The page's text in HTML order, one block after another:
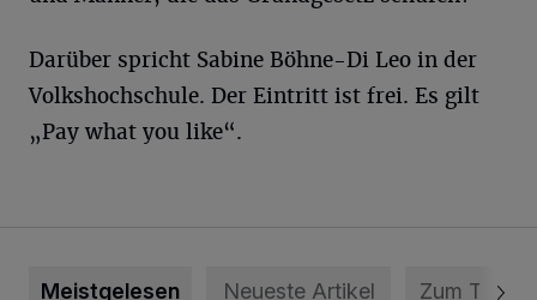
Darüber spricht Sabine Böhne-Di Leo in der
Volkshochschule. Der Eintritt ist frei. Es gilt
„Pay what you like“.
Meistgelesen Neueste Artikel Zum Thema